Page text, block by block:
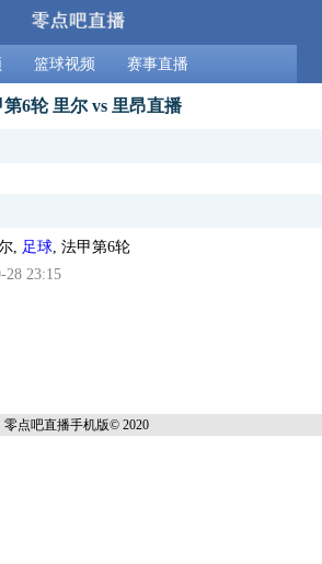
篮球视频 赛事直播
6轮 里尔 vs 里昂直播
, 足球 , 法甲第6轮
28 23:15
零点吧直播手机版© 2020